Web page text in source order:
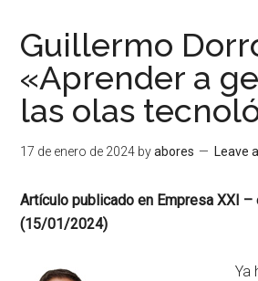
Guillermo
«Aprender a
las olas
17 de enero de 2024 byabores Leave
Artículo publicado en Empresa XXI
(15/01/2024)
Ya